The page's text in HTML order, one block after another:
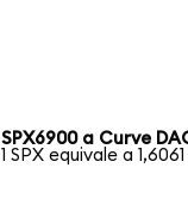
SPX6900 a Curve
1 SPX equivale a